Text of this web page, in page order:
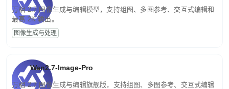
万相 2.7 图像生成与编辑模型，支持组图、多图参考、交互式编辑和
最高 2K 输出。
图像生成与处理
Wan2.7-Image-Pro
万相 2.7 图像生成与编辑旗舰版，支持组图、多图参考、交互式编辑